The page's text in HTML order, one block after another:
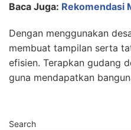
Baca Juga: Rekomendasi
Dengan menggunakan
membuat tampilan serta
efisien. Terapkan gudang
guna mendapatkan
Search